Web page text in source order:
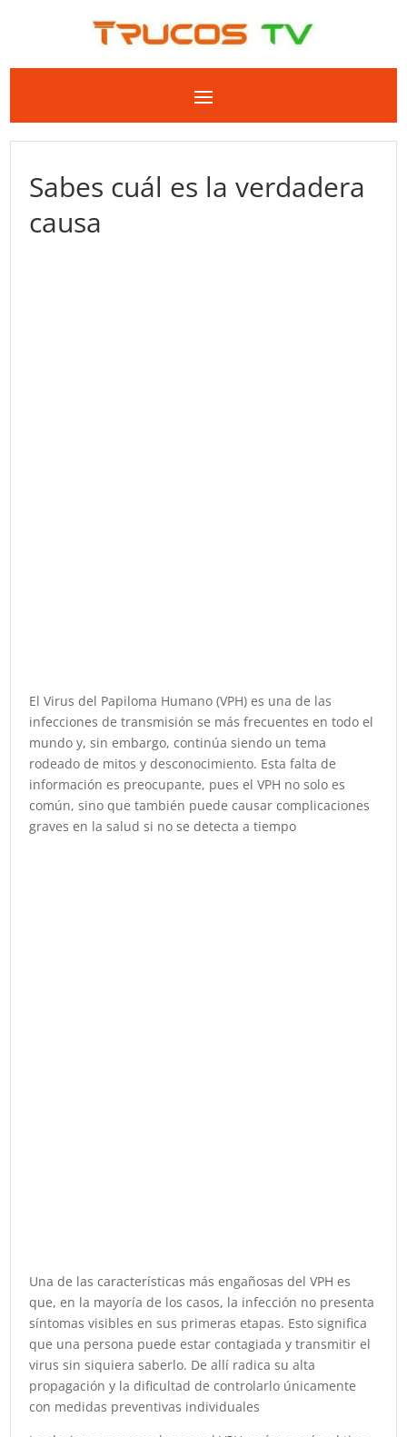
Sabes cuál es la verdadera
causa
El Virus del Papiloma Humano (VPH) es una de las
infecciones de transmisión se más frecuentes en todo el
mundo y, sin embargo, continúa siendo un tema
rodeado de mitos y desconocimiento. Esta falta de
información es preocupante, pues el VPH no solo es
común, sino que también puede causar complicaciones
graves en la salud si no se detecta a tiempo
Una de las características más engañosas del VPH es
que, en la mayoría de los casos, la infección no presenta
síntomas visibles en sus primeras etapas. Esto significa
que una persona puede estar contagiada y transmitir el
virus sin siquiera saberlo. De allí radica su alta
propagación y la dificultad de controlarlo únicamente
con medidas preventivas individuales